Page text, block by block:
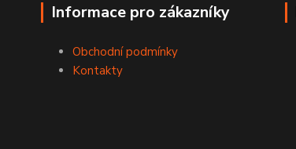
Informace pro zákazníky
Obchodní podmínky
Kontakty